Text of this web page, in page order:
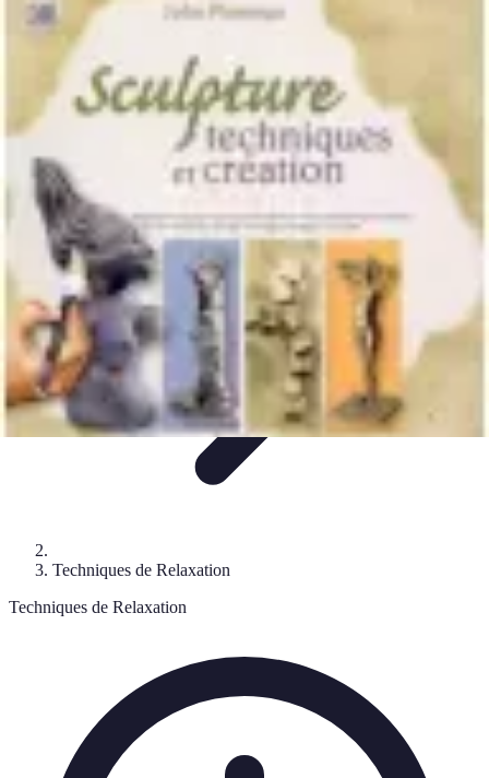
Solutions Insomnie
Méthodes Naturelles
Méditation et
Plantes Médicinales
Solutions Insomnie
Techniques de Relaxation
Techniques de Relaxation